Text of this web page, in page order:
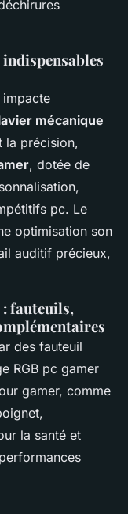
impacte
mécanique
la précision,
, dotée de
pc. Le
optimisation son
auditif précieux,
fauteuils,
des fauteuil
RGB pc gamer
gamer, comme
la santé et